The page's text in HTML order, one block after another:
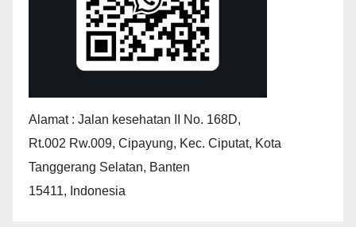
Alamat : Jalan kesehatan II No. 168D,
Rt.002 Rw.009, Cipayung, Kec. Ciputat, Kota
Tanggerang Selatan, Banten
15411, Indonesia